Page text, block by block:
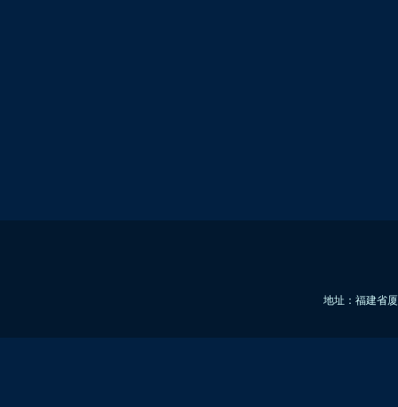
地址：福建省